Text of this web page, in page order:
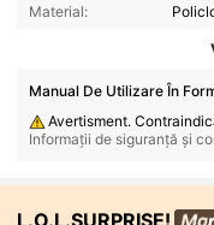
Material:
Manual De Utilizare În
Avertisment.
Informații de siguranță și